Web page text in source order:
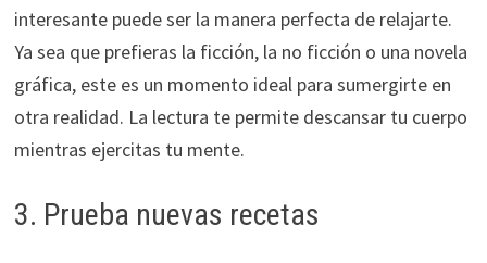
interesante puede ser la manera perfecta de relajarte.
Ya sea que prefieras la ficción, la no ficción o una novela
gráfica, este es un momento ideal para sumergirte en
otra realidad. La lectura te permite descansar tu cuerpo
mientras ejercitas tu mente.
3. Prueba nuevas recetas